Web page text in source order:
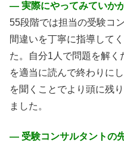
― 実際にやってみていか
55段階では担当の受験コ
間違いを丁寧に指導して
た。自分1人で問題を解く
を適当に読んで終わりに
を聞くことでより頭に残
ました。
― 受験コンサルタントの